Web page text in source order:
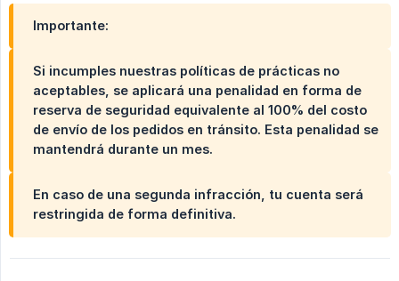
Importante:
Si incumples nuestras políticas de prácticas no
aceptables, se aplicará una penalidad en forma de
reserva de seguridad equivalente al 100% del costo
de envío de los pedidos en tránsito. Esta penalidad se
mantendrá durante un mes.
En caso de una segunda infracción, tu cuenta será
restringida de forma definitiva.